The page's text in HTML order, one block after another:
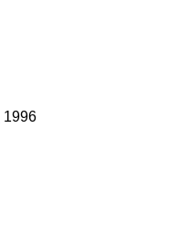
1996